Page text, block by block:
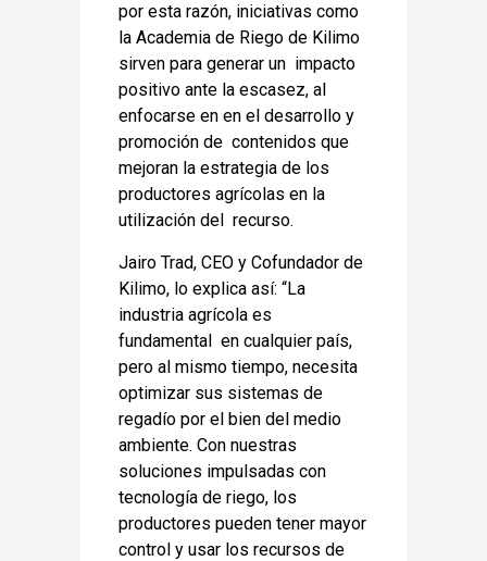
por esta razón, iniciativas como
la Academia de Riego de Kilimo
sirven para generar un impacto
positivo ante la escasez, al
enfocarse en en el desarrollo y
promoción de contenidos que
mejoran la estrategia de los
productores agrícolas en la
utilización del recurso.
Jairo Trad, CEO y Cofundador de
Kilimo, lo explica así: “La
industria agrícola es
fundamental en cualquier país,
pero al mismo tiempo, necesita
optimizar sus sistemas de
regadío por el bien del medio
ambiente. Con nuestras
soluciones impulsadas con
tecnología de riego, los
productores pueden tener mayor
control y usar los recursos de